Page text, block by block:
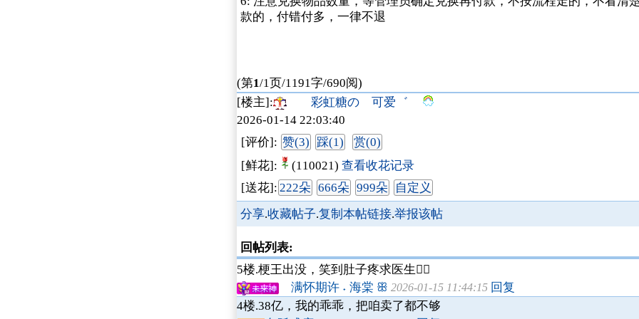
款的，付错付多，一律不退
(第1/1页/1191字/690阅)
[楼主]:
彩虹糖の 可爱゛
2026-01-14 22:03:40
[评价]: 赞(3) 踩(1)
赏(0)
[鲜花]:
(110021) 查看收花记录
[送花]: 222朵 666朵 999朵
自定义
分享.收藏帖子.复制本帖链接.举报该帖
回帖列表:
5楼.梗王出没，笑到肚子疼求医生👩‍⚕️
满怀期许 ˖ 海棠 ꕥ 2026-01-15 11:44:15 回复
4楼.38亿，我的乖乖，把咱卖了都不够